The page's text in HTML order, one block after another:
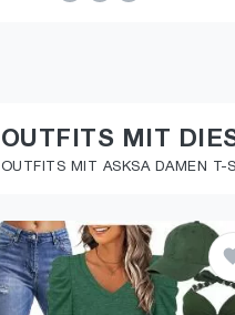
OUTFITS MIT
OUTFITS MIT ASKSA DAMEN T-